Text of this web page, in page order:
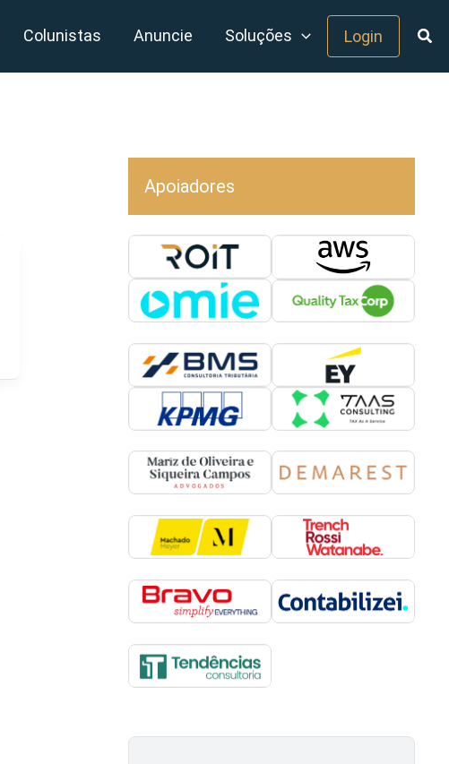
Colunistas Anuncie Soluções Login
Apoiadores